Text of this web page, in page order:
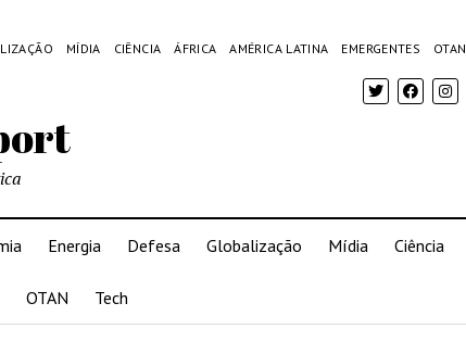
MÍDIA CIÊNCIA ÁFRICA AMÉRICA LATINA EMERGENTES OTAN
Energia Defesa Globalização Mídia Ciência
OTAN Tech